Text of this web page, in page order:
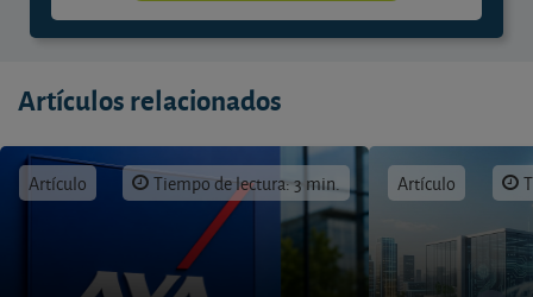
Artículos relacionados
Artículo Tiempo de lectura: 3 min. Artículo